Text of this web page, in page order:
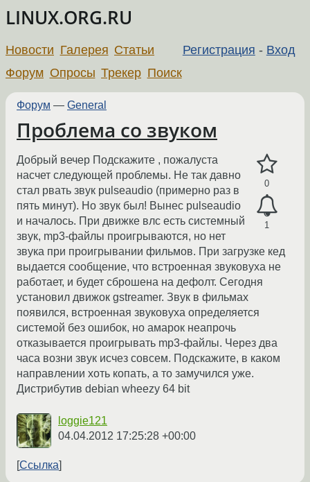
LINUX.ORG.RU
Регистрация - Вход
Новости Галерея Статьи
Форум Опросы Трекер Поиск
Форум — General
Проблема со звуком
0
1
Добрый вечер Подскажите , пожалуста
насчет следующей проблемы. Не так давно
стал рвать звук pulseaudio (примерно раз в
пять минут). Но звук был! Вынес pulseaudio
и началось. При движке влс есть системный
звук, mp3-файлы проигрываются, но нет
звука при проигрывании фильмов. При загрузке кед
выдается сообщение, что встроенная звуковуха не
работает, и будет сброшена на дефолт. Сегодня
установил движок gstreamer. Звук в фильмах
появился, встроенная звуковуха определяется
системой без ошибок, но амарок неапрочь
отказывается проигрывать mp3-файлы. Через два
часа возни звук исчез совсем. Подскажите, в каком
направлении хоть копать, а то замучился уже.
Дистрибутив debian wheezy 64 bit
loggie121
04.04.2012 17:25:28 +00:00
Ссылка